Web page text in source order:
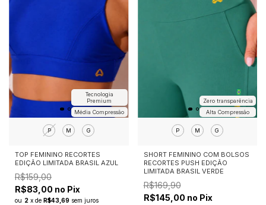
Média Compressão
Tecnologia
Premium
P M G
TOP FEMININO RECORTES
EDIÇÃO LIMITADA BRASIL AZUL
R$159,00
R$83,00 no Pix
ou 2 x de R$43,69 sem juros
Alta Compressão
Zero transparência
P M G
SHORT FEMININO COM BOLSOS
RECORTES PUSH EDIÇÃO
LIMITADA BRASIL VERDE
R$169,90
R$145,00 no Pix